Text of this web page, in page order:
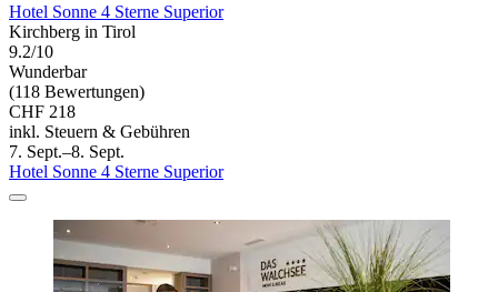
Hotel Sonne 4 Sterne Superior
Kirchberg in Tirol
9.2/10
Wunderbar
(118 Bewertungen)
CHF 218
inkl. Steuern & Gebühren
7. Sept.–8. Sept.
Hotel Sonne 4 Sterne Superior